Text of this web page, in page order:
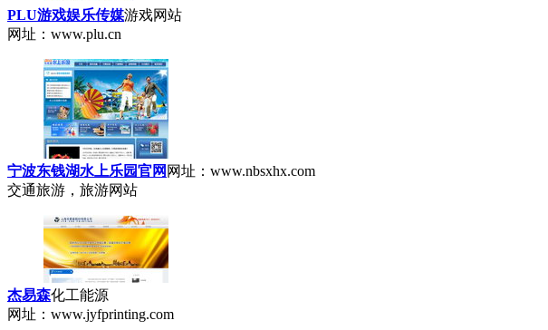
PLU游戏娱乐传媒游戏网站
网址：www.plu.cn
宁波东钱湖水上乐园官网 网址：www.nbsxhx.com
交通旅游，旅游网站
杰易森化工能源
网址：www.jyfprinting.com